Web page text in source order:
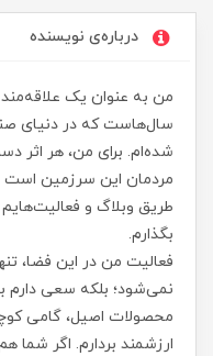
درباره‌ی نویسنده
من به عنوان یک
سال‌هاست که در دنیای
شده‌ام. برای من، هر اثر
مردمان این سرزمین است
طریق وبلاگ و
بگذارم.
فعالیت من در این فضا،
نمی‌شود؛ بلکه سعی دارم
محصولات اصیل، گامی
ارزشمند بردارم. اگر